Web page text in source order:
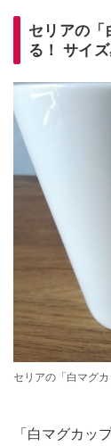
セリアの「
る！ サイ
セリアの「白マグ
「白マグカッ